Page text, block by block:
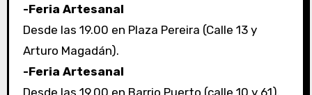
-Feria Artesanal
Desde las 19.00 en Plaza Pereira (Calle 13 y
Arturo Magadán).
-Feria Artesanal